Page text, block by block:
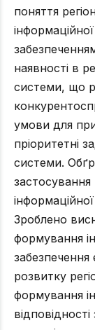
поняття
наявності в
системи, що
умови для
пріоритетні
системи.
Зроблено
формування
забезпечення
розвитку
формування